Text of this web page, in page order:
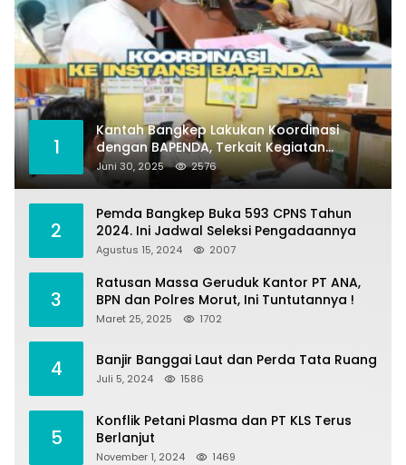
1
Kantah Bangkep Lakukan Koordinasi
dengan BAPENDA, Terkait Kegiatan
Fasilitasi Penilaian Tanah dan Ekonomi
Pertanahan
Juni 30, 2025 2576
2
Pemda Bangkep Buka 593 CPNS Tahun
2024. Ini Jadwal Seleksi Pengadaannya
Agustus 15, 2024 2007
3
Ratusan Massa Geruduk Kantor PT ANA,
BPN dan Polres Morut, Ini Tuntutannya !
Maret 25, 2025 1702
4 Banjir Banggai Laut dan Perda Tata Ruang
Juli 5, 2024 1586
5
Konflik Petani Plasma dan PT KLS Terus
Berlanjut
November 1, 2024 1469